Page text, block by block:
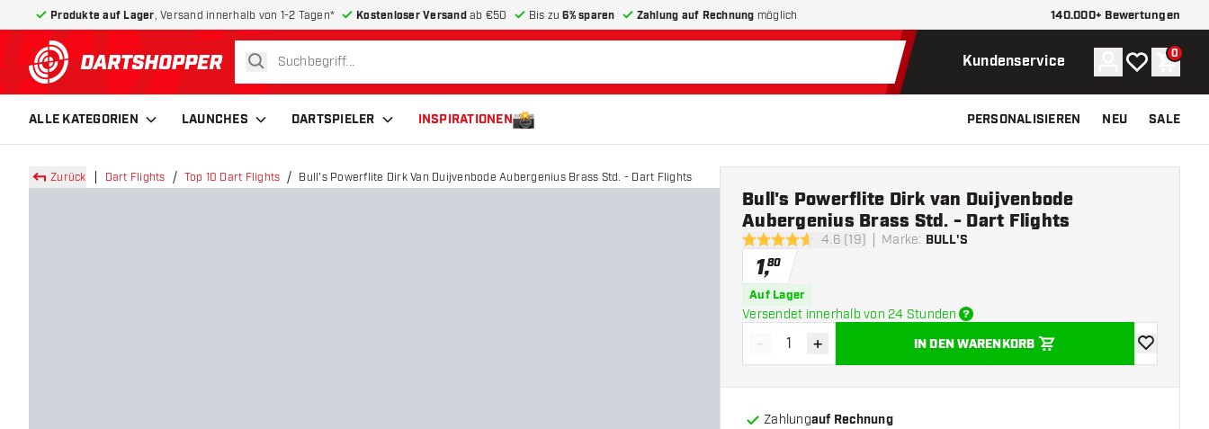
Produkte auf Lager , Versand innerhalb von 1-2 Tagen* Kostenloser Versandab €50 Bis zu6% sparen Zahlung auf Rechnung möglich 140.000+ Bewertungen
zurück zur Startseite
suchen Kundenservice Konto
Meine 0
ALLE KATEGORIEN LAUNCHES DARTSPIELER INSPIRATIONEN PERSONALISIEREN NEU SALE
Zurück Dart Flights Top 10 Dart Flights Bull's Powerflite Dirk Van Duijvenbode Aubergenius Brass Std. - Dart Flights
4.6 Bewertungssterne
4.6 (19) Marke: BULL'S
Bull's Powerflite Dirk van Duijvenbode
Aubergenius Brass Std. - Dart Flights
1,80
Auf Lager
Versendet innerhalb von 24 Stunden
Menge verringern
- Menge erhöhen
+ IN DEN WARENKORB
Zur
Zahlungauf Rechnung